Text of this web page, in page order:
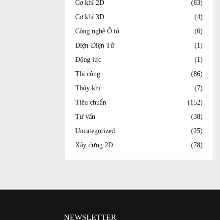
Cơ khí 2D
(83)
Cơ khí 3D
(4)
Công nghệ Ô tô
(6)
Điện-Điện Tử
(1)
Động lực
(1)
Thi công
(86)
Thủy khí
(7)
Tiêu chuẩn
(152)
Tư vấn
(38)
Uncategorized
(25)
Xây dựng 2D
(78)
NEWSLETTER